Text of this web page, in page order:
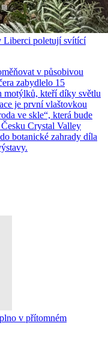
Liberci poletují svítící
v působivou
zabydlelo 15
motýlků, kteří díky světlu
je první vlaštovkou
ve skle“, která bude
Crystal Valley
botanické zahrady díla
v přítomném